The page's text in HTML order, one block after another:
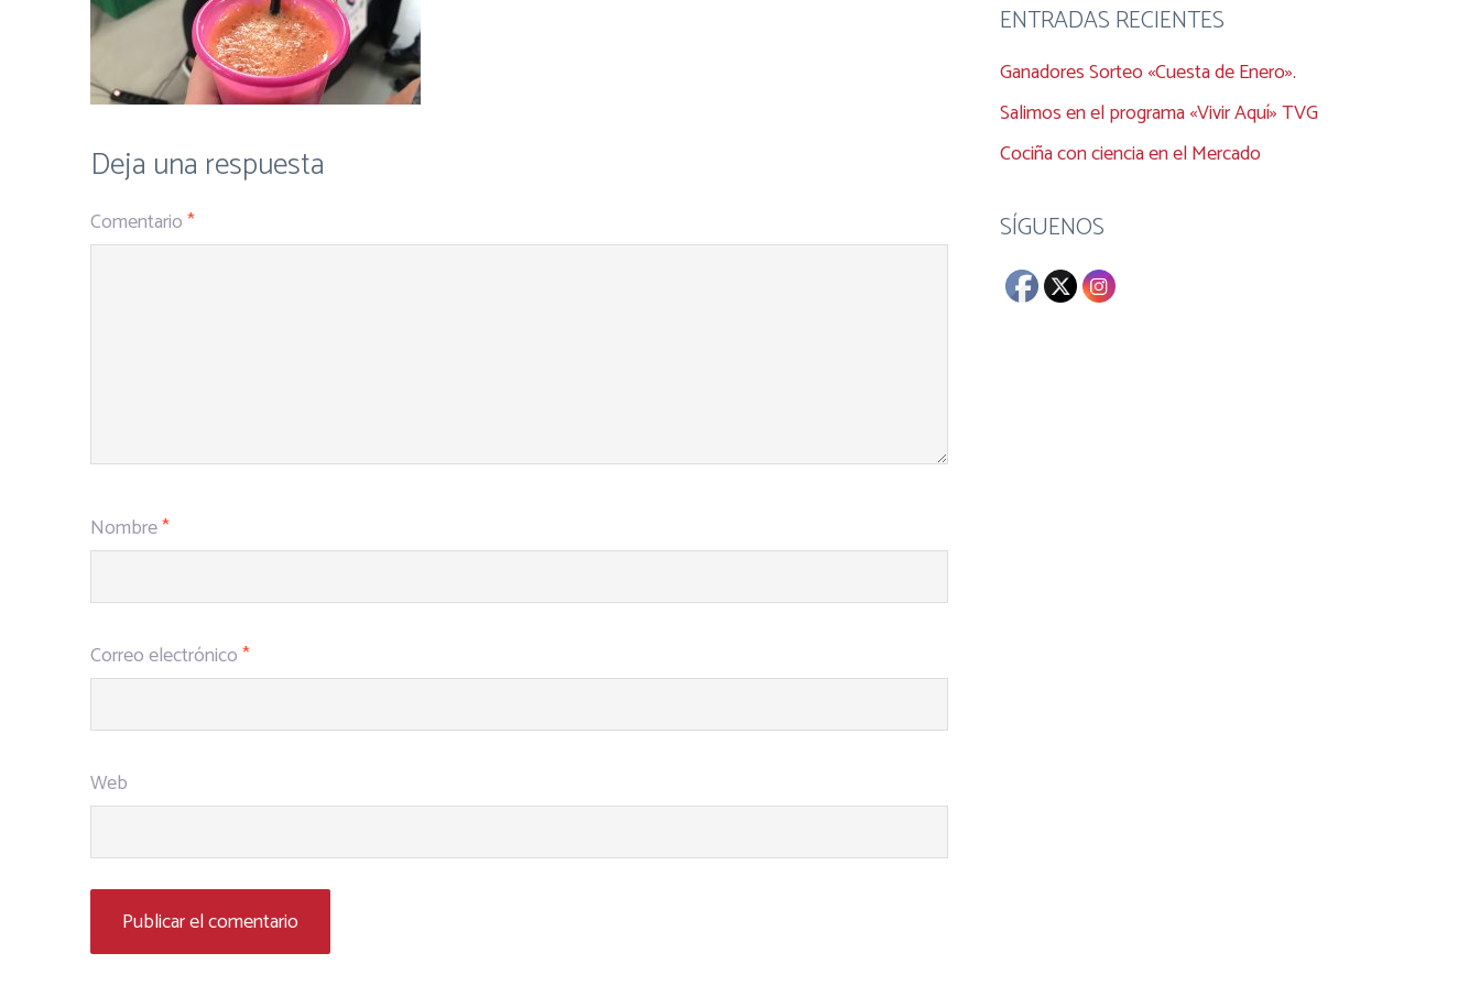
Deja una respuesta
Comentario*
Nombre*
Correo electrónico*
Web
ENTRADAS RECIENTES
Ganadores Sorteo «Cuesta de Enero».
Salimos en el programa «Vivir Aquí» TVG
Cociña con ciencia en el Mercado
SÍGUENOS